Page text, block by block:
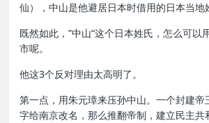
仙），中山是他避居日本时借用的日本当地
既然如此，”中山“这个日本姓氏，怎么可以
市呢。
他这3个反对理由太高明了。
第一点，用朱元璋来压孙中山。一个封建帝
字给南京改名，那么推翻帝制，建立民主共